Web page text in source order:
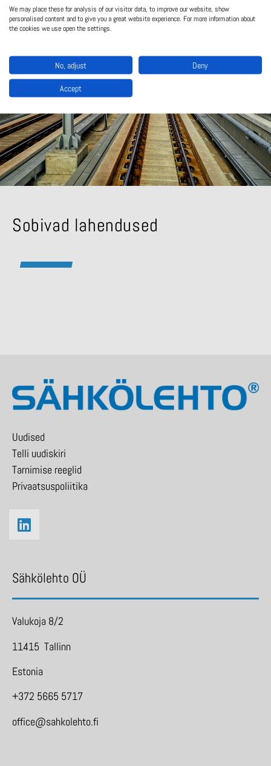
Sobivad lahendused
Uudised
Telli uudiskiri
Tarnimise reeglid
Privaatsuspoliitika
Sähkölehto OÜ
Valukoja 8/2
11415 Tallinn
Estonia
+372 5665 5717
office@sahkolehto.fi
We may place these for analysis of our visitor data, to improve our website, show
personalised content and to give you a great website experience. For more information about
the cookies we use open the settings.
No, adjust Deny
Accept